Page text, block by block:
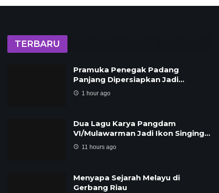
TERBARU
Pramuka Penegak Padang
Panjang Dipersiapkan Jadi…
1 hour ago
Dua Lagu Karya Pangdam
VI/Mulawarman Jadi Ikon Singing…
11 hours ago
Menyapa Sejarah Melayu di
Gerbang Riau